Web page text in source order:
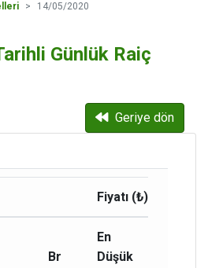
14/05/2020
Günlük Raiç
Geriye dön
Fiyatı (₺)
Br
En
Düşük